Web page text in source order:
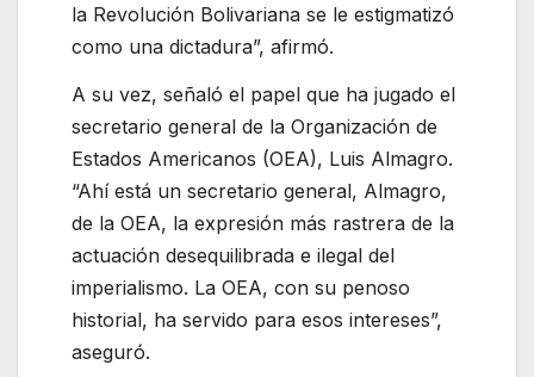
la Revolución Bolivariana se le estigmatizó
como una dictadura”, afirmó.
A su vez, señaló el papel que ha jugado el
secretario general de la Organización de
Estados Americanos (OEA), Luis Almagro.
“Ahí está un secretario general, Almagro,
de la OEA, la expresión más rastrera de la
actuación desequilibrada e ilegal del
imperialismo. La OEA, con su penoso
historial, ha servido para esos intereses”,
aseguró.